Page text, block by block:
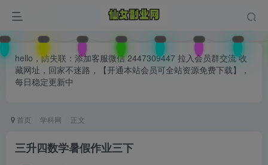
hello，防失联：添加客服微信 2447309447 拉入会员群交流 收
藏网址，回家不迷路，【开通本站会员可全站资源免费下载】，
每日稳定更新中
首页 学科网 正文
三升四数学暑假作业三下